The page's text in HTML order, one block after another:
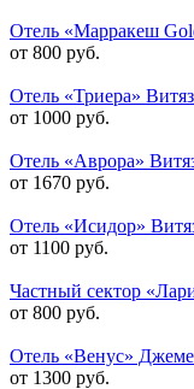
Отель «Марракеш
от 800 руб.
Отель «Триера»
от 1000 руб.
Отель «Аврора»
от 1670 руб.
Отель «Исидор»
от 1100 руб.
Частный сектор
от 800 руб.
Отель «Венус»
от 1300 руб.